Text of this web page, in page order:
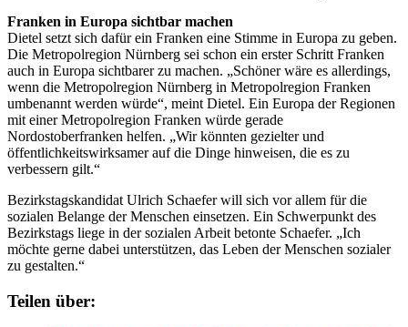
Franken in Europa sichtbar machen
Dietel setzt sich dafür ein Franken eine Stimme in Europa zu geben.
Die Metropolregion Nürnberg sei schon ein erster Schritt Franken
auch in Europa sichtbarer zu machen. „Schöner wäre es allerdings,
wenn die Metropolregion Nürnberg in Metropolregion Franken
umbenannt werden würde“, meint Dietel. Ein Europa der Regionen
mit einer Metropolregion Franken würde gerade
Nordostoberfranken helfen. „Wir könnten gezielter und
öffentlichkeitswirksamer auf die Dinge hinweisen, die es zu
verbessern gilt.“
Bezirkstagskandidat Ulrich Schaefer will sich vor allem für die
sozialen Belange der Menschen einsetzen. Ein Schwerpunkt des
Bezirkstags liege in der sozialen Arbeit betonte Schaefer. „Ich
möchte gerne dabei unterstützen, das Leben der Menschen sozialer
zu gestalten.“
Teilen über: